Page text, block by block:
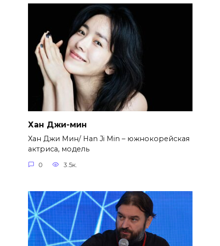
Хан Джи-мин
Хан Джи Мин/ Han Ji Min – южнокорейская
актриса, модель
0 3.5к.